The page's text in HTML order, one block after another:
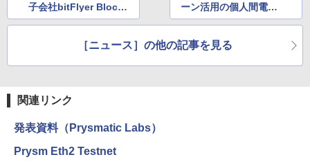
子会社bitFlyer Blockc
hainを設立
ーン活用の個人間電力
売買システム
［ニュース］の他の記事を見る
関連リンク
発表資料（Prysmatic Labs）
Prysm Eth2 Testnet